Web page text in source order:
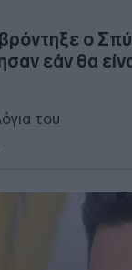
ο
εάν θα
του